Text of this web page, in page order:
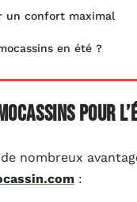
un confort maximal
en été ?
pour
nombreux
: